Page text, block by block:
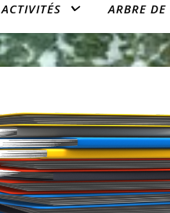
ACTIVITÉS ARBRE DE